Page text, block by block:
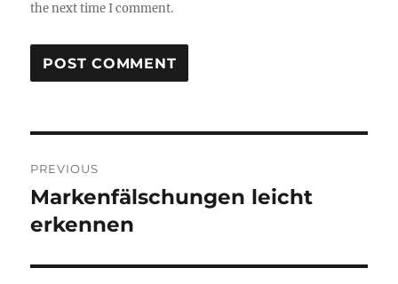
the next time I comment.
navigation
PREVIOUS
Previous
post:
Markenfälschungen leicht
erkennen